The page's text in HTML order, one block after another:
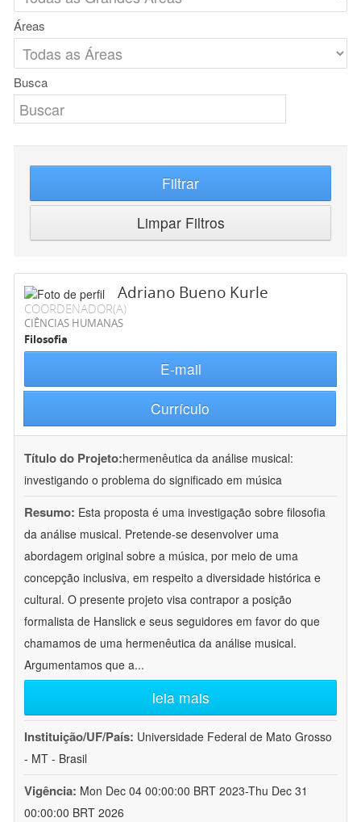
Áreas
Busca
Filtrar
Limpar Filtros
Adriano Bueno Kurle
COORDENADOR(A)
CIÊNCIAS HUMANAS
Filosofia
E-mail
Currículo
Título do Projeto:hermenêutica da análise musical:
investigando o problema do significado em música
Resumo: Esta proposta é uma investigação sobre filosofia
da análise musical. Pretende-se desenvolver uma
abordagem original sobre a música, por meio de uma
concepção inclusiva, em respeito a diversidade histórica e
cultural. O presente projeto visa contrapor a posição
formalista de Hanslick e seus seguidores em favor do que
chamamos de uma hermenêutica da análise musical.
Argumentamos que a...
leia mais
Instituição/UF/País: Universidade Federal de Mato Grosso
- MT - Brasil
Vigência: Mon Dec 04 00:00:00 BRT 2023-Thu Dec 31
00:00:00 BRT 2026